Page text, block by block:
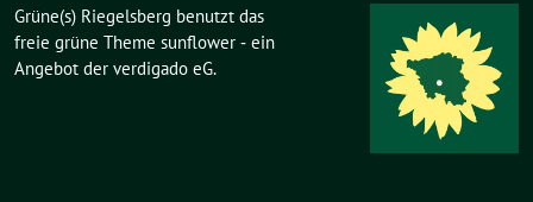
Grüne(s) Riegelsberg benutzt das
freie grüne Theme sunflower ‐ ein
Angebot der verdigado eG.